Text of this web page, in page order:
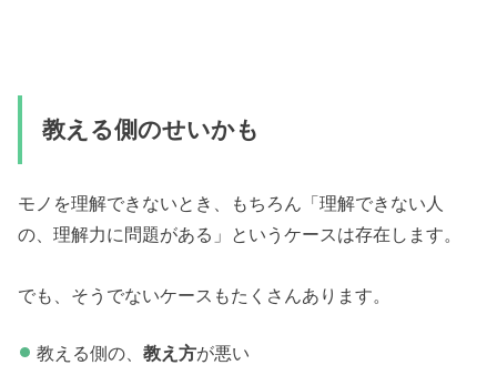
教える側のせいかも
モノを理解できないとき、もちろん「理解できない人
の、理解力に問題がある」というケースは存在します。
でも、そうでないケースもたくさんあります。
教える側の、 教え方が悪い